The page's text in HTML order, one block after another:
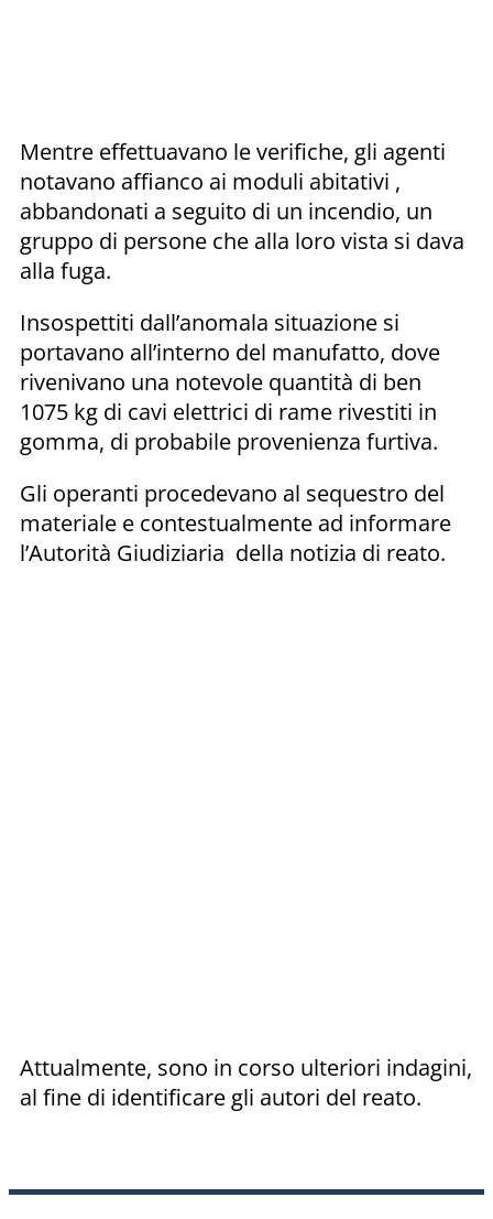
Mentre effettuavano le verifiche, gli agenti
notavano affianco ai moduli abitativi ,
abbandonati a seguito di un incendio, un
gruppo di persone che alla loro vista si dava
alla fuga.
Insospettiti dall’anomala situazione si
portavano all’interno del manufatto, dove
rivenivano una notevole quantità di ben
1075 kg di cavi elettrici di rame rivestiti in
gomma, di probabile provenienza furtiva.
Gli operanti procedevano al sequestro del
materiale e contestualmente ad informare
l’Autorità Giudiziaria della notizia di reato.
Attualmente, sono in corso ulteriori indagini,
al fine di identificare gli autori del reato.